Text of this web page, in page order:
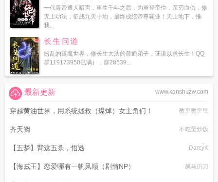
一代青帝遭人暗害，重生千年之后，为重登帝位，亲刃血仇，修
无上功法，征战九天十地，最终成绩帝尊霸业！天上地下，惟
我...
长生问道
纷乱的道魔世界，修长生大法的普通弟子，证道以求长生！QQ
群119173950已满），群28539...
www.kanshuzw.com
最新更新
穿越黄油世界，用系统拯救（爆焯）女主角们！ 教皇教皇皇
齐天阙 不吃蛋炒饭
【五梦】背这五条，悟透 DarcyK
【海贼王】恋爱哪有一帆风顺（剧情NP） 飙马厉刀